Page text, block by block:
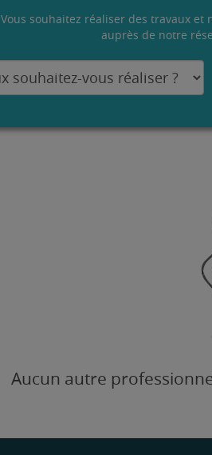
Vous souhaitez réaliser des travaux et
auprès de notre
Aucun autre